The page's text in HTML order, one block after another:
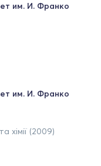
им. И. Франко
им. И. Франко
хімії (2009)